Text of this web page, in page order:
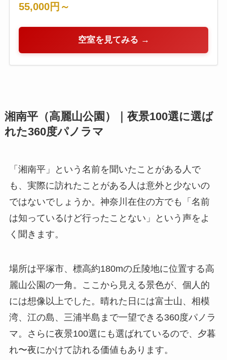
55,000円～
空室を見てみる →
湘南平（高麗山公園）｜夜景100選に選ば
れた360度パノラマ
「湘南平」という名前を聞いたことがある人で
も、実際に訪れたことがある人は意外と少ないの
ではないでしょうか。神奈川在住の方でも「名前
は知っているけど行ったことない」という声をよ
く聞きます。
場所は平塚市、標高約180mの丘陵地に位置する高
麗山公園の一角。ここから見える景色が、個人的
には想像以上でした。晴れた日には富士山、相模
湾、江の島、三浦半島まで一望できる360度パノラ
マ。さらに夜景100選にも選ばれているので、夕暮
れ〜夜にかけて訪れる価値もあります。